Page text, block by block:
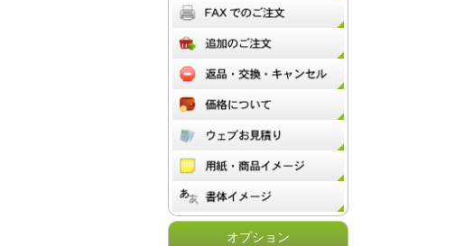
オプション